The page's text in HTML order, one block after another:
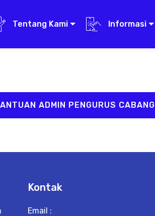
Tentang Kami Informasi
ADMIN PENGURUS CABANG
Kontak
Email :